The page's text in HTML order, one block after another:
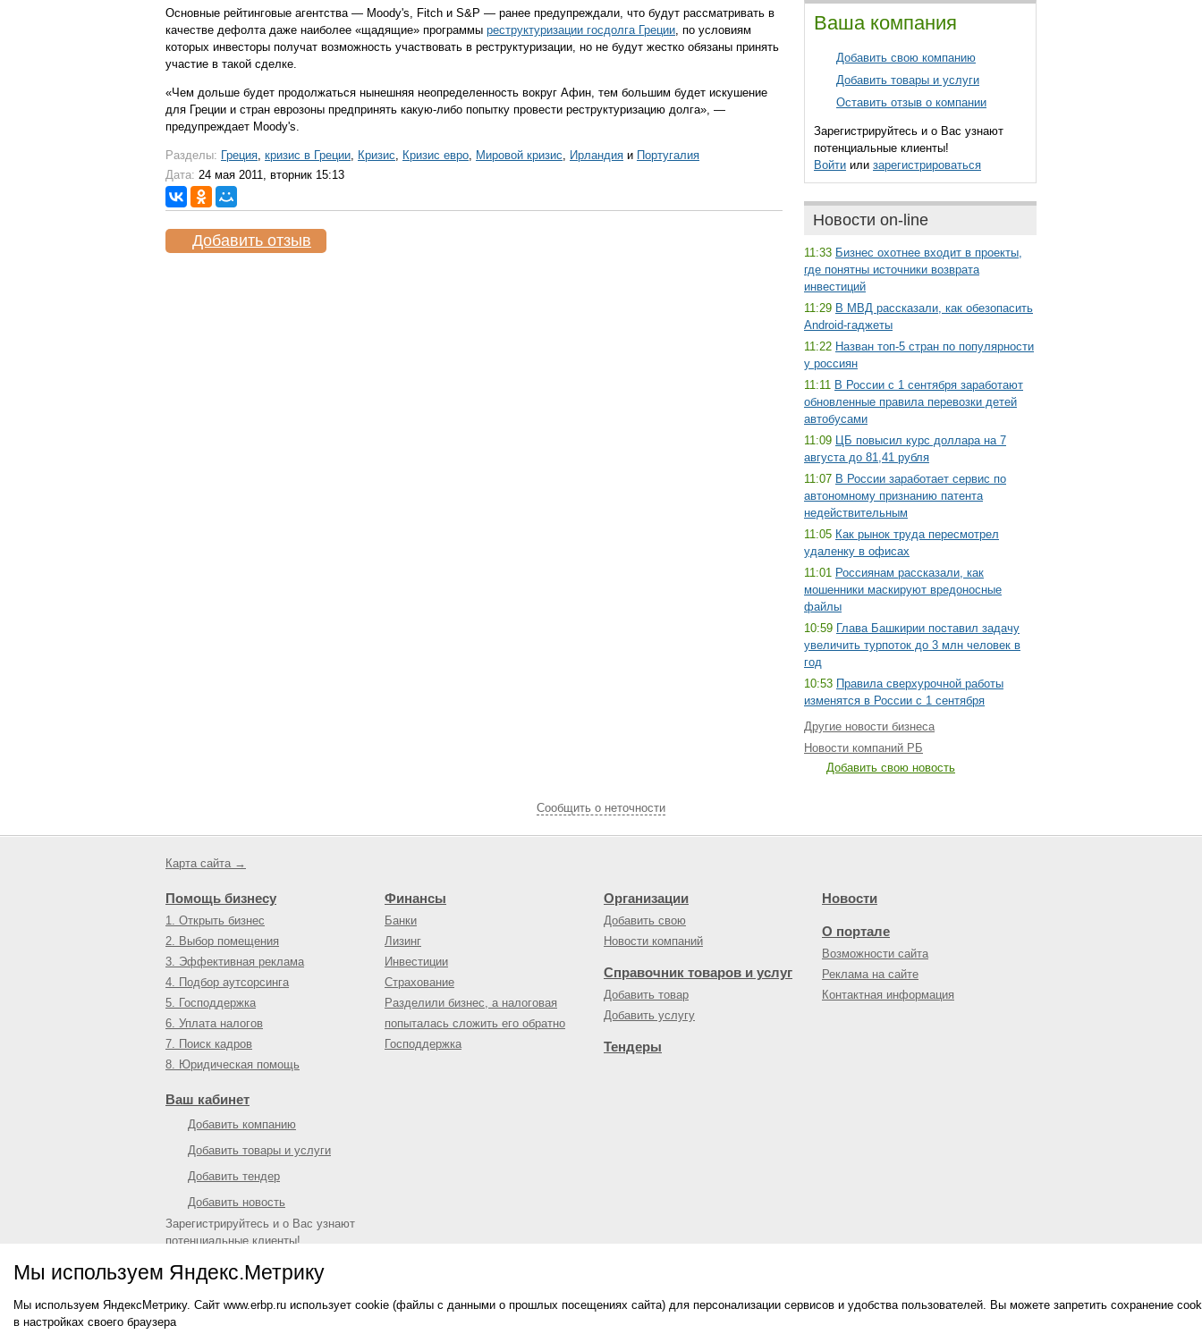
Основные рейтинговые агентства — Moody's, Fitch и S&P — ранее предупреждали, что будут рассматривать в
качестве дефолта даже наиболее «щадящие» программы реструктуризации госдолга Греции, по условиям
которых инвесторы получат возможность участвовать в реструктуризации, но не будут жестко обязаны принять
участие в такой сделке.
«Чем дольше будет продолжаться нынешняя неопределенность вокруг Афин, тем большим будет искушение
для Греции и стран еврозоны предпринять какую-либо попытку провести реструктуризацию долга», —
предупреждает Moody's.
Разделы: Греция, кризис в Греции, Кризис, Кризис евро, Мировой кризис, Ирландия и Португалия
Дата: 24 мая 2011, вторник 15:13
Добавить отзыв
Ваша компания
Добавить свою компанию
Добавить товары и услуги
Оставить отзыв о компании
Зарегистрируйтесь и о Вас узнают
потенциальные клиенты!
Войти или зарегистрироваться
Мы используем Яндекс.Метрику
Мы используем ЯндексМетрику. Сайт www.erbp.ru использует cookie (файлы с данными о прошлых посещениях сайта) для персонализации сервисов и удобства пользователей. Вы можете запретить сохранение
в настройках своего браузера
Новости on-line
11:33 Бизнес охотнее входит в проекты,
где понятны источники возврата
инвестиций
11:29 В МВД рассказали, как обезопасить
Android-гаджеты
11:22 Назван топ-5 стран по популярности
у россиян
11:11 В России с 1 сентября заработают
обновленные правила перевозки детей
автобусами
11:09 ЦБ повысил курс доллара на 7
августа до 81,41 рубля
11:07 В России заработает сервис по
автономному признанию патента
недействительным
11:05 Как рынок труда пересмотрел
удаленку в офисах
11:01 Россиянам рассказали, как
мошенники маскируют вредоносные
файлы
10:59 Глава Башкирии поставил задачу
увеличить турпоток до 3 млн человек в
год
10:53 Правила сверхурочной работы
изменятся в России с 1 сентября
Другие новости бизнеса
Новости компаний РБ
Добавить свою новость
Cообщить о неточности
Карта сайта →
Помощь бизнесу
1. Открыть бизнес
2. Выбор помещения
3. Эффективная реклама
4. Подбор аутсорсинга
5. Господдержка
6. Уплата налогов
7. Поиск кадров
8. Юридическая помощь
Финансы
Банки
Лизинг
Инвестиции
Страхование
Разделили бизнес, а налоговая
попыталась сложить его обратно
Господдержка
Организации
Добавить свою
Новости компаний
Справочник товаров и услуг
Добавить товар
Добавить услугу
Тендеры
Новости
О портале
Возможности сайта
Реклама на сайте
Контактная информация
Ваш кабинет
Добавить компанию
Добавить товары и услуги
Добавить тендер
Добавить новость
Зарегистрируйтесь и о Вас узнают
потенциальные клиенты!
© 2009—2026Единый республиканский бизнес-портал
О портале